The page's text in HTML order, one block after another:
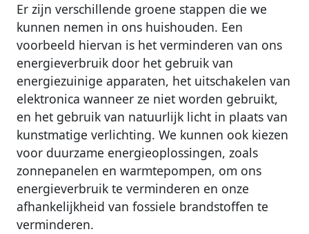
Er zijn verschillende groene stappen die we
kunnen nemen in ons huishouden. Een
voorbeeld hiervan is het verminderen van ons
energieverbruik door het gebruik van
energiezuinige apparaten, het uitschakelen van
elektronica wanneer ze niet worden gebruikt,
en het gebruik van natuurlijk licht in plaats van
kunstmatige verlichting. We kunnen ook kiezen
voor duurzame energieoplossingen, zoals
zonnepanelen en warmtepompen, om ons
energieverbruik te verminderen en onze
afhankelijkheid van fossiele brandstoffen te
verminderen.